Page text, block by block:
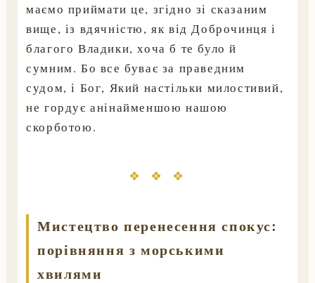
маємо приймати це, згідно зі сказаним
вище, із вдячністю, як від Доброчинця і
благого Владики, хоча б те було й
сумним. Бо все буває за праведним
судом, і Бог, Який настільки милостивий,
не гордує анінайменшою нашою
скорботою.
❖ ❖ ❖
Мистецтво перенесення спокус:
порівняння з морськими
хвилями